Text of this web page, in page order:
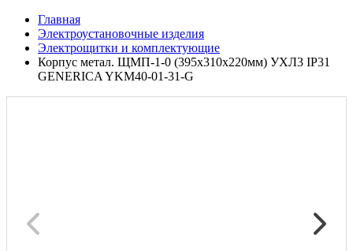
Главная
Электроустановочные изделия
Электрощитки и комплектующие
Корпус метал. ЩМП-1-0 (395х310х220мм) УХЛ3 IP31
GENERICA YKM40-01-31-G